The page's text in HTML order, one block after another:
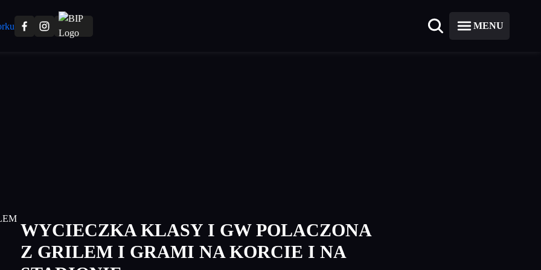
MENU
WYCIECZKA KLASY I GW POLACZONA
Z GRILEM I GRAMI NA KORCIE I NA